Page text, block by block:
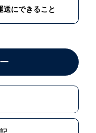
送にできること